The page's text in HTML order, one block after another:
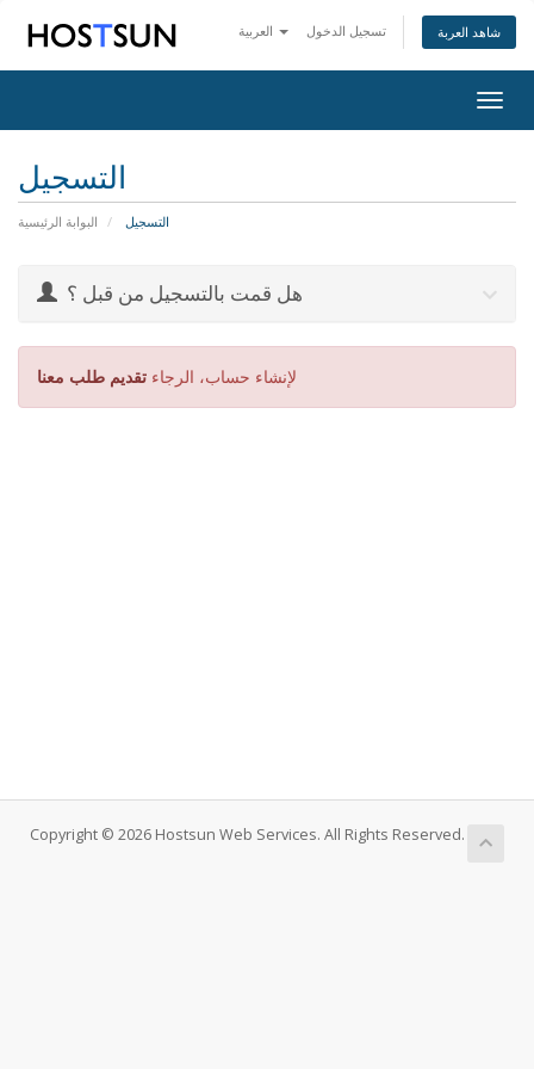
تسجيل الدخول شاهد العربة
التسجيل
البوابة الرئيسية التسجيل
هل قمت بالتسجيل من قبل ؟
لإنشاء حساب، الرجاء تقديم طلب معنا
Copyright © 2026 Hostsun Web Services. All Rights Reserved.